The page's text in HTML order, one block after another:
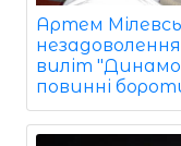
Артем
виліт "Динамо"
повинні